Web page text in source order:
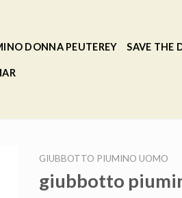
DONNA PEUTEREY SAVE THE
GIUBBOTTO PIUMINO UOMO
giubbotto